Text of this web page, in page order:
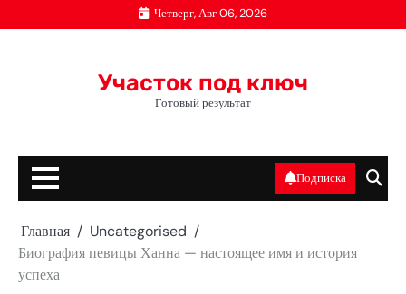
к
Четверг, Авг 06, 2026
Участок под ключ
Готовый результат
Подписка
Главная
Uncategorised
Биография певицы Ханна — настоящее имя и история
успеха